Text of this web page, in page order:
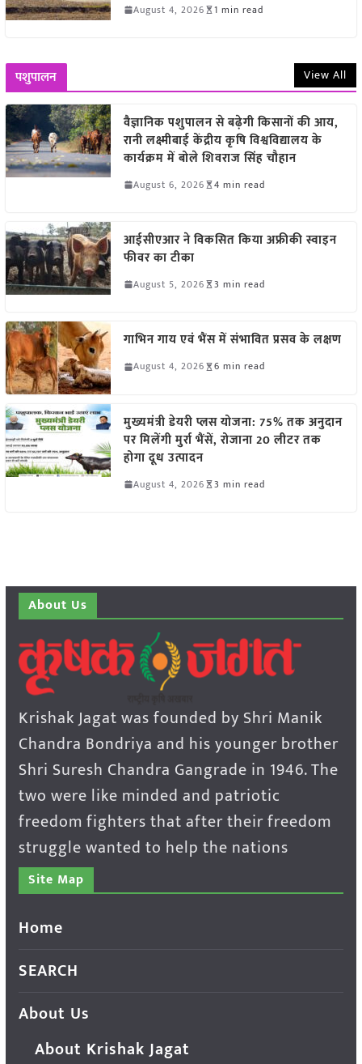
August 4, 2026 1 min read
पशुपालन View All
वैज्ञानिक पशुपालन से बढ़ेगी किसानों की आय,
रानी लक्ष्मीबाई केंद्रीय कृषि विश्वविद्यालय के
कार्यक्रम में बोले शिवराज सिंह चौहान
August 6, 2026 4 min read
आईसीएआर ने विकसित किया अफ्रीकी स्वाइन
फीवर का टीका
August 5, 2026 3 min read
गाभिन गाय एवं भैंस में संभावित प्रसव के लक्षण
August 4, 2026 6 min read
मुख्यमंत्री डेयरी प्लस योजना: 75% तक अनुदान
पर मिलेंगी मुर्रा भैंसें, रोजाना 20 लीटर तक
होगा दूध उत्पादन
August 4, 2026 3 min read
About Us
Krishak Jagat was founded by Shri Manik
Chandra Bondriya and his younger brother
Shri Suresh Chandra Gangrade in 1946. The
two were like minded and patriotic
freedom fighters that after their freedom
struggle wanted to help the nations
Site Map
Home
SEARCH
About Us
About Krishak Jagat